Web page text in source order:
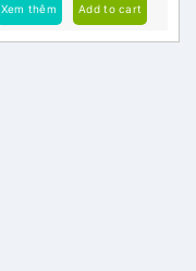
Xem thêm Add to cart